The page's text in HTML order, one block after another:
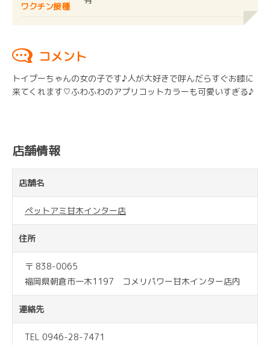
ワクチン接種
コメント
トイプーちゃんの女の子です♪人が大好きで呼んだらすぐお膝に
来てくれます♡ふわふわのアプリコットカラーも可愛いすぎる♪
店舗情報
店舗名
ペットアミ甘木インター店
住所
〒 838-0065
福岡県朝倉市一木1197 コメリパワー甘木インター店内
連絡先
TEL 0946-28-7471